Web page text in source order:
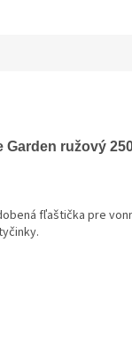
ružový
fľaštička pre